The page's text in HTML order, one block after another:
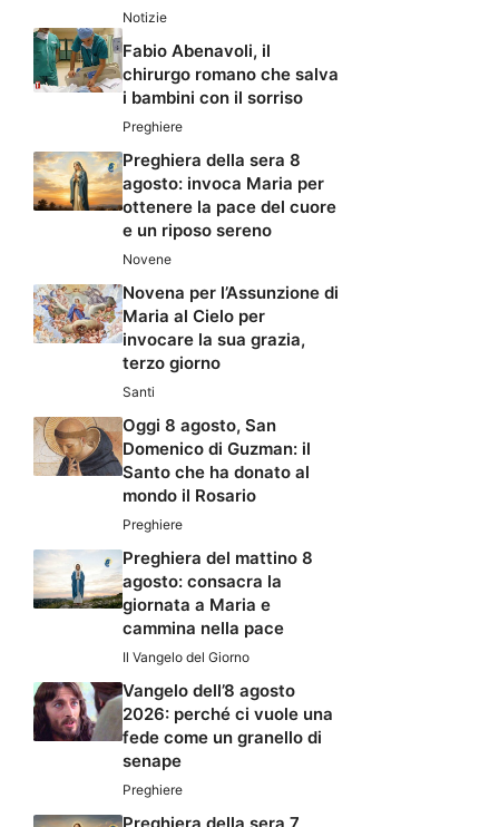
Notizie
Fabio Abenavoli, il
chirurgo romano che salva
i bambini con il sorriso
Preghiere
Preghiera della sera 8
agosto: invoca Maria per
ottenere la pace del cuore
e un riposo sereno
Novene
Novena per l’Assunzione di
Maria al Cielo per
invocare la sua grazia,
terzo giorno
Santi
Oggi 8 agosto, San
Domenico di Guzman: il
Santo che ha donato al
mondo il Rosario
Preghiere
Preghiera del mattino 8
agosto: consacra la
giornata a Maria e
cammina nella pace
Il Vangelo del Giorno
Vangelo dell’8 agosto
2026: perché ci vuole una
fede come un granello di
senape
Preghiere